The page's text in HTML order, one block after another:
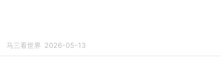
马三看世界 2026-05-13